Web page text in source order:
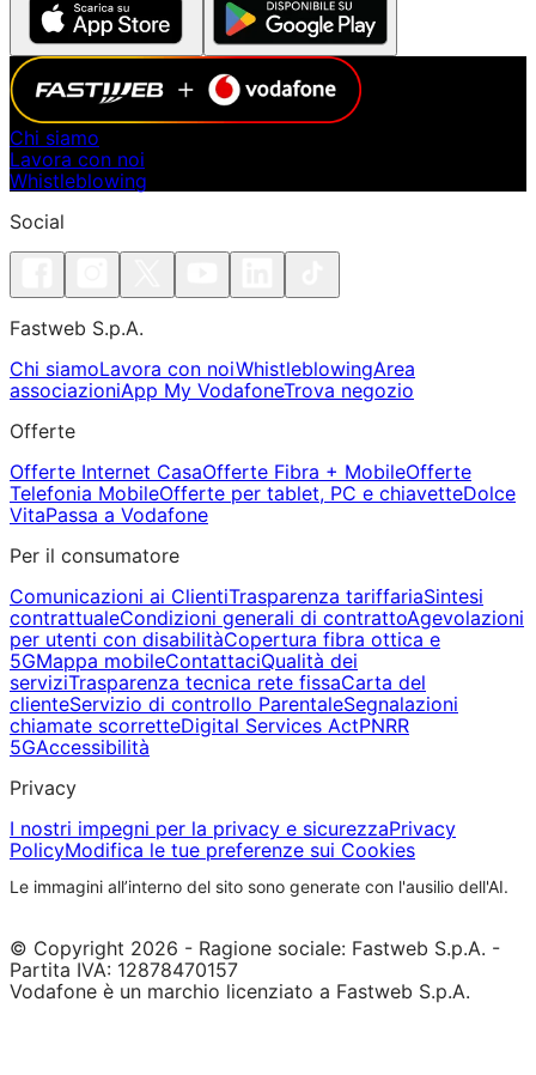
Chi siamo
Lavora con noi
Whistleblowing
Social
Fastweb S.p.A.
Chi siamoLavora con noiWhistleblowingArea
associazioniApp My VodafoneTrova negozio
Offerte
Offerte Internet CasaOfferte Fibra + MobileOfferte
Telefonia MobileOfferte per tablet, PC e chiavetteDolce
VitaPassa a Vodafone
Per il consumatore
Comunicazioni ai ClientiTrasparenza tariffariaSintesi
contrattualeCondizioni generali di contrattoAgevolazioni
per utenti con disabilitàCopertura fibra ottica e
5GMappa mobileContattaciQualità dei
serviziTrasparenza tecnica rete fissaCarta del
clienteServizio di controllo ParentaleSegnalazioni
chiamate scorretteDigital Services ActPNRR
5GAccessibilità
Privacy
I nostri impegni per la privacy e sicurezzaPrivacy
PolicyModifica le tue preferenze sui Cookies
Le immagini all’interno del sito sono generate con l'ausilio dell'AI.
© Copyright 2026 - Ragione sociale: Fastweb S.p.A. -
Partita IVA: 12878470157
Vodafone è un marchio licenziato a Fastweb S.p.A.